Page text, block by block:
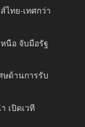
ไทย-เทศกว่า
นือ จับมือรัฐ
ษด้านการรับ
เปิดเวที